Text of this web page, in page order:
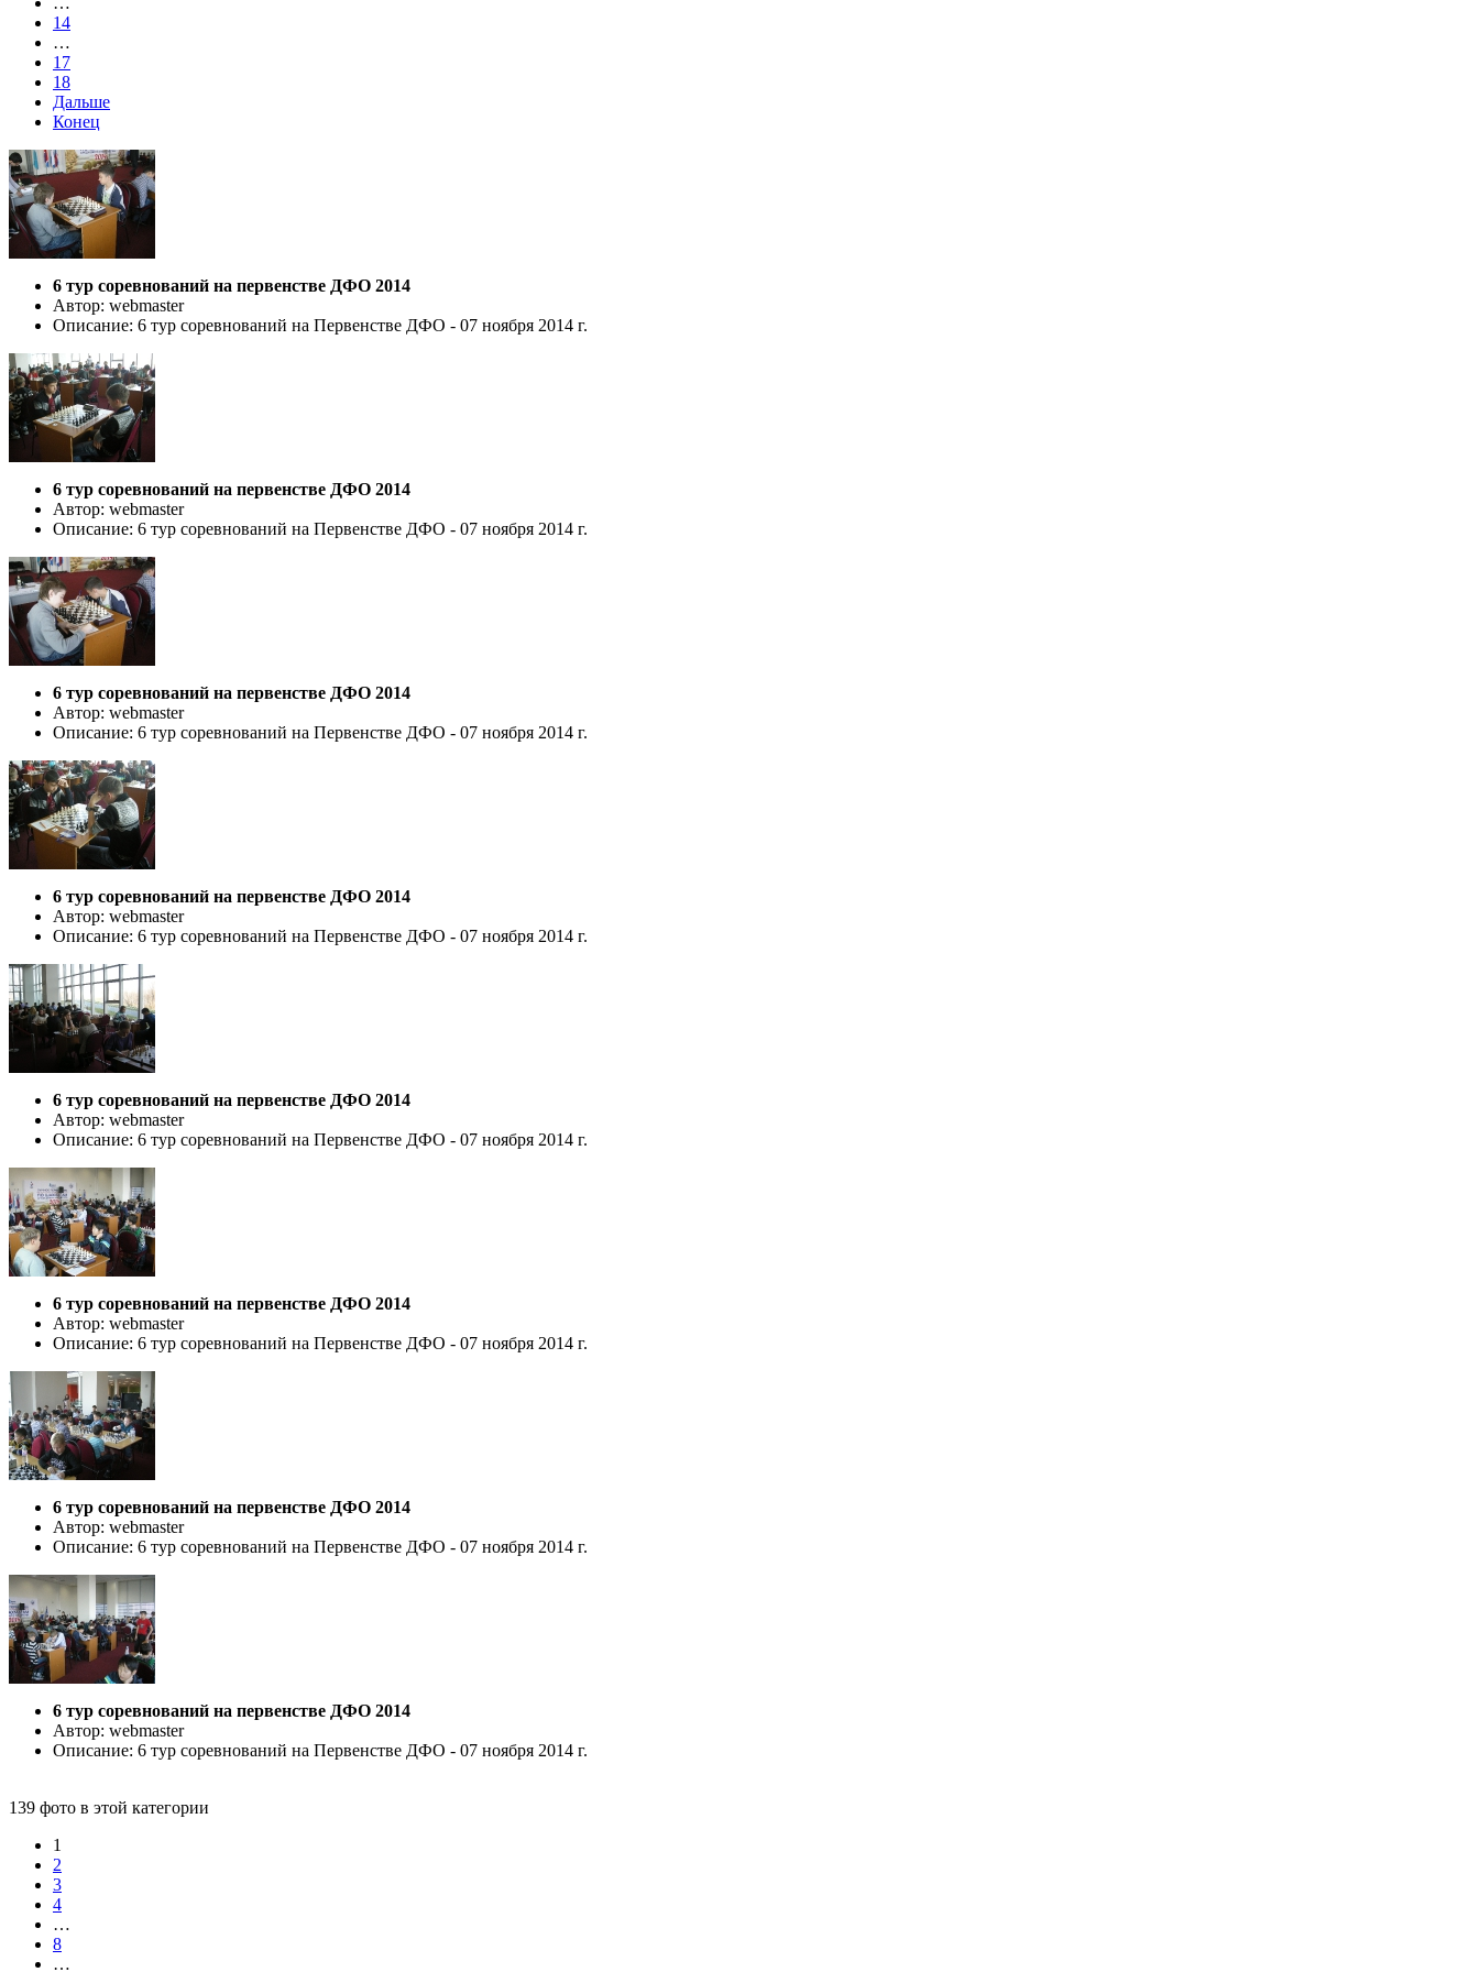
14
…
17
18
Дальше
Конец
6 тур соревнований на первенстве ДФО 2014
Автор: webmaster
Описание: 6 тур соревнований на Первенстве ДФО - 07 ноября 2014 г.
6 тур соревнований на первенстве ДФО 2014
Автор: webmaster
Описание: 6 тур соревнований на Первенстве ДФО - 07 ноября 2014 г.
6 тур соревнований на первенстве ДФО 2014
Автор: webmaster
Описание: 6 тур соревнований на Первенстве ДФО - 07 ноября 2014 г.
6 тур соревнований на первенстве ДФО 2014
Автор: webmaster
Описание: 6 тур соревнований на Первенстве ДФО - 07 ноября 2014 г.
6 тур соревнований на первенстве ДФО 2014
Автор: webmaster
Описание: 6 тур соревнований на Первенстве ДФО - 07 ноября 2014 г.
6 тур соревнований на первенстве ДФО 2014
Автор: webmaster
Описание: 6 тур соревнований на Первенстве ДФО - 07 ноября 2014 г.
6 тур соревнований на первенстве ДФО 2014
Автор: webmaster
Описание: 6 тур соревнований на Первенстве ДФО - 07 ноября 2014 г.
6 тур соревнований на первенстве ДФО 2014
Автор: webmaster
Описание: 6 тур соревнований на Первенстве ДФО - 07 ноября 2014 г.
139 фото в этой категории
1
2
3
4
…
8
…